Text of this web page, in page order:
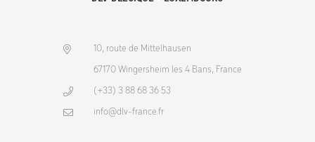
10, route de Mittelhausen
67170 Wingersheim les 4 Bans, France
(+33) 3 88 68 36 53
info@dlv-france.fr